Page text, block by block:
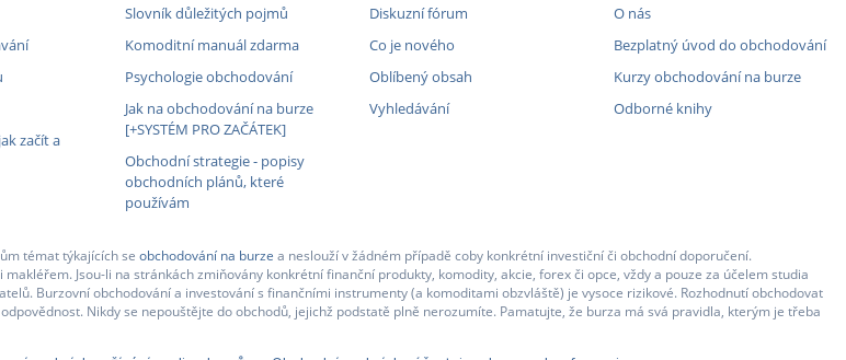
začít a
Slovník důležitých pojmů
Komoditní manuál zdarma
Psychologie obchodování
Jak na obchodování na burze
[+SYSTÉM PRO ZAČÁTEK]
Obchodní strategie - popisy
obchodních plánů, které
používám
Diskuzní fórum
Co je nového
Oblíbený obsah
Vyhledávání
O nás
Bezplatný úvod do obchodování
Kurzy obchodování na burze
Odborné knihy
témat týkajících se obchodování na burze a neslouží v žádném případě coby konkrétní investiční či obchodní doporučení.
Jsou-li na stránkách zmiňovány konkrétní finanční produkty, komodity, akcie, forex či opce, vždy a pouze za účelem studia
Burzovní obchodování a investování s finančními instrumenty (a komoditami obzvláště) je vysoce rizikové. Rozhodnutí obchodovat
Nikdy se nepouštějte do obchodů, jejichž podstatě plně nerozumíte. Pamatujte, že burza má svá pravidla, kterým je třeba